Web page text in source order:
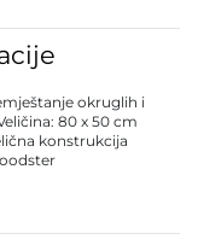
okruglih i
80 x 50 cm
konstrukcija